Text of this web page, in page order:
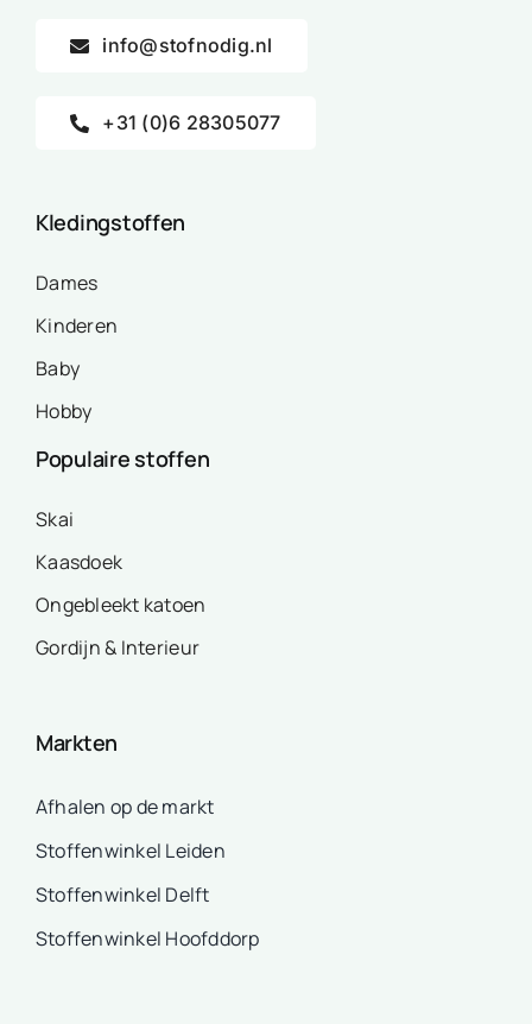
info@stofnodig.nl
+31 (0)6 28305077
Kledingstoffen
Dames
Kinderen
Baby
Hobby
Populaire stoffen
Skai
Kaasdoek
Ongebleekt katoen
Gordijn & Interieur
Markten
Afhalen op de markt
Stoffenwinkel Leiden
Stoffenwinkel Delft
Stoffenwinkel Hoofddorp